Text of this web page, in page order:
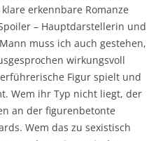
erkennbare Romanze
– Hauptdarstellerin und
muss ich auch gestehen,
wirkungsvoll
Figur spielt und
Wem ihr Typ nicht liegt, der
an der figurenbetonte
Wem das zu sexistisch